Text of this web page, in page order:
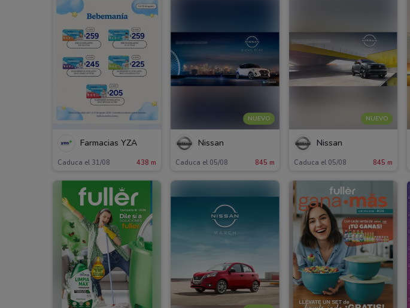
Farmacias YZA
Caduca el 31/08 438 m
NUEVO
Nissan
Caduca el 05/08 845 m
NUEVO
Nissan
Caduca el 05/08 845 m